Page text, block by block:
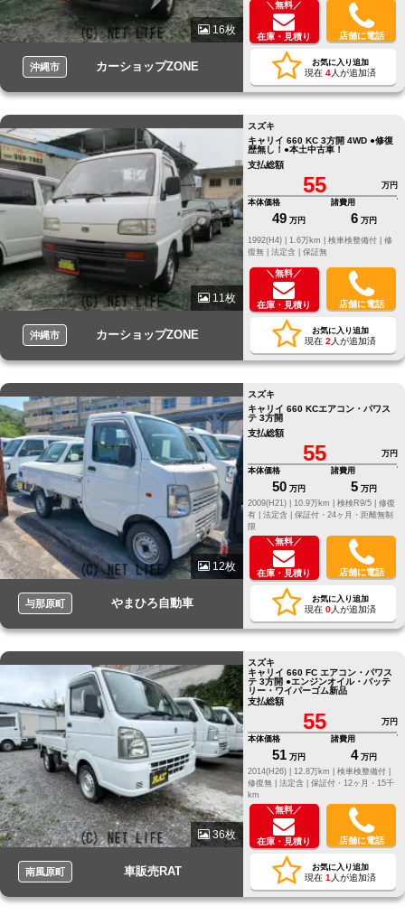
16枚
沖縄市 カーショップZONE
＼無料／
在庫・見積り 店舗に電話
お気に入り追加
現在 4人が追加済
11枚
沖縄市 カーショップZONE
スズキ
キャリイ 660 KC 3方開 4WD ●修復
歴無し！●本土中古車！
支払総額
55
万円
本体価格
49 万円
諸費用
6 万円
修
復無 | 法定含 | 保証無
＼無料／
在庫・見積り 店舗に電話
お気に入り追加
現在 2 人が追加済
12枚
与那原町 やまひろ自動車
スズキ
キャリイ 660 KCエアコン・パワス
テ 3方開
支払総額
55
万円
本体価格
50 万円
諸費用
5 万円
2009(H21) |
10.9万km | 検検R9/5 | 修復
有 | 法定含 | 保証付・24ヶ月・距離無制
限
＼無料／
在庫・見積り 店舗に電話
お気に入り追加
現在 0人が追加済
36枚
南風原町 車販売RAT
スズキ
キャリイ 660 FC エアコン・パワス
テ 3方開 ●エンジンオイル・バッテ
リー・ワイパーゴム新品
支払総額
55
万円
本体価格
51 万円
諸費用
4 万円
2014(H26) |
12.8万km |
検車検整備付 |
修復無 | 法定含 | 保証付・12ヶ月・15千
km
＼無料／
在庫・見積り 店舗に電話
お気に入り追加
現在 1 人が追加済